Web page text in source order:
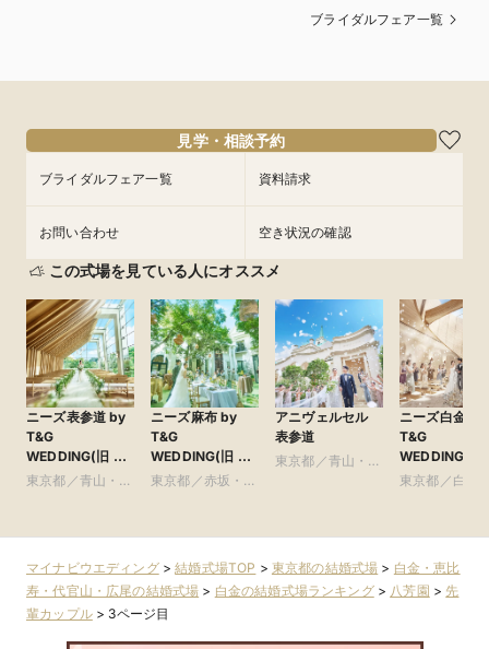
ブライダルフェア一覧
見学・相談予約
ブライダルフェア一覧 資料請求
お問い合わせ 空き状況の確認
この式場を見ている人にオススメ
ニーズ表参道 by
T&G
WEDDING(旧 表
参道TERRACE)
東京都／青山・表
ニーズ麻布 by
T&G
WEDDING(旧 麻
布迎賓館)
東京都／赤坂・六
アニヴェルセル
表参道
東京都／青山・表
ニーズ白金 by
T&G
WEDDING(旧
アーフェリー
東京都／白金
マイナビウエディング>結婚式場TOP > 東京都の結婚式場 > 白金・恵比
寿・代官山・広尾の結婚式場 > 白金の結婚式場ランキング> 八芳園 > 先
輩カップル> 3ページ目